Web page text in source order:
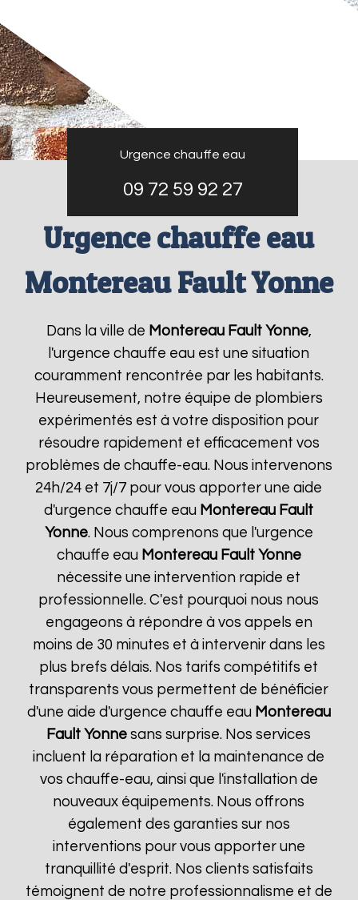
Urgence chauffe eau
09 72 59 92 27
Urgence chauffe eau
Montereau Fault Yonne
Dans la ville de Montereau Fault Yonne,
l'urgence chauffe eau est une situation
couramment rencontrée par les habitants.
Heureusement, notre équipe de plombiers
expérimentés est à votre disposition pour
résoudre rapidement et efficacement vos
problèmes de chauffe-eau. Nous intervenons
24h/24 et 7j/7 pour vous apporter une aide
d'urgence chauffe eau Montereau Fault
Yonne. Nous comprenons que l'urgence
chauffe eau Montereau Fault Yonne
nécessite une intervention rapide et
professionnelle. C'est pourquoi nous nous
engageons à répondre à vos appels en
moins de 30 minutes et à intervenir dans les
plus brefs délais. Nos tarifs compétitifs et
transparents vous permettent de bénéficier
d'une aide d'urgence chauffe eau Montereau
Fault Yonne sans surprise. Nos services
incluent la réparation et la maintenance de
vos chauffe-eau, ainsi que l'installation de
nouveaux équipements. Nous offrons
également des garanties sur nos
interventions pour vous apporter une
tranquillité d'esprit. Nos clients satisfaits
témoignent de notre professionnalisme et de